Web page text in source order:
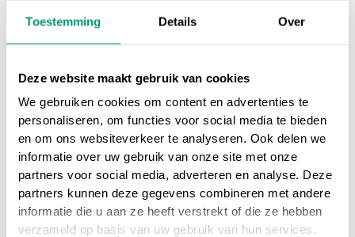
Toestemming Details Over
Deze website maakt gebruik van cookies
We gebruiken cookies om content en advertenties te
personaliseren, om functies voor social media te bieden
en om ons websiteverkeer te analyseren. Ook delen we
informatie over uw gebruik van onze site met onze
partners voor social media, adverteren en analyse. Deze
partners kunnen deze gegevens combineren met andere
informatie die u aan ze heeft verstrekt of die ze hebben
verzameld op basis van uw gebruik van hun services.
2, een open-source AI-model, in samenwerking met
Microsoft. Het bedrijf lijkt toegewijd aan het op
verantwoorde wijze creëren van AI die
toegankelijker is.
Toe aan online marketing hulp van een echte
vriend?
Wacht niet langer en laat je online succes